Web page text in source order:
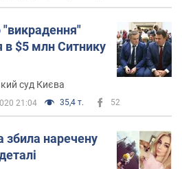
в $5 млн Ситнику
суд Києва
21:04 35,4 т. 52
збила наречену